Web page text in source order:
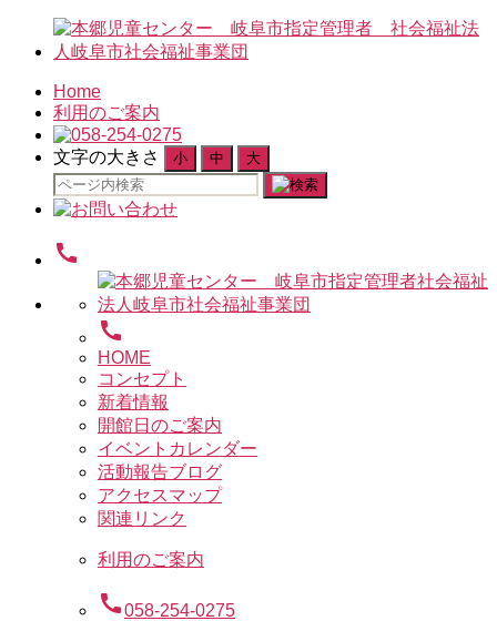
Home
利用のご案内
文字の大きさ 小 中 大
検
索
象:
call
call
HOME
コンセプト
新着情報
開館日のご案内
イベントカレンダー
活動報告ブログ
アクセスマップ
関連リンク
利用のご案内
call058-254-0275